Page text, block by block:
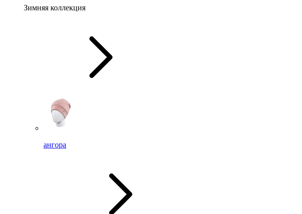
Зимняя коллекция
ангора